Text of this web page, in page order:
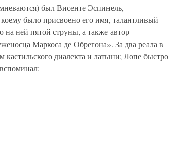
был Висенте Эспинель,
было присвоено его имя, талантливый
на ней пятой струны, а также автор
Маркоса де Обрегона». За два реала в
диалекта и латыни; Лопе быстро